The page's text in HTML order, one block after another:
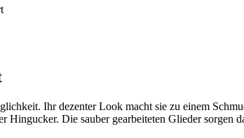
Ihr dezenter Look macht sie zu einem
Die sauber gearbeiteten Glieder sorgen